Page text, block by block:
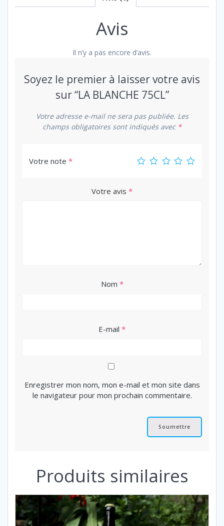
Avis
Il n’y a pas encore d’avis.
Soyez le premier à laisser votre avis
sur “LA BLANCHE 75CL”
Votre adresse e-mail ne sera pas publiée. Les
champs obligatoires sont indiqués avec *
Votre note *
Votre avis *
Nom *
E-mail *
Enregistrer mon nom, mon e-mail et mon site dans
le navigateur pour mon prochain commentaire.
Produits similaires